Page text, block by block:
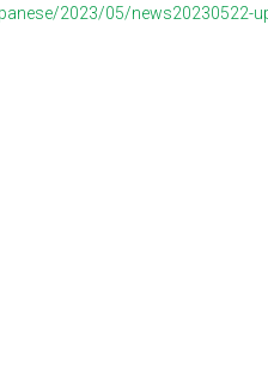
2023/05/news20230522-